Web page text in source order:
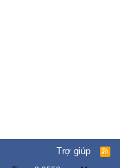
Trợ giúp
R